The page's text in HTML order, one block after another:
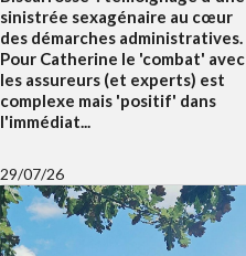
sinistrée sexagénaire au cœur
des démarches administratives.
Pour Catherine le 'combat' avec
les assureurs (et experts) est
complexe mais 'positif' dans
l'immédiat...
29/07/26